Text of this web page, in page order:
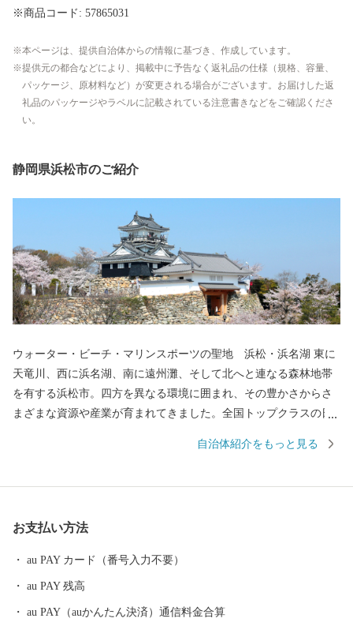
※商品コード: 57865031
本ページは、提供自治体からの情報に基づき、作成しています。
提供元の都合などにより、掲載中に予告なく返礼品の仕様（規格、容量、
パッケージ、原材料など）が変更される場合がございます。お届けした返
礼品のパッケージやラベルに記載されている注意書きなどをご確認くださ
い。
静岡県浜松市のご紹介
ウォーター・ビーチ・マリンスポーツの聖地 浜松・浜名湖 東に
天竜川、西に浜名湖、南に遠州灘、そして北へと連なる森林地帯
を有する浜松市。四方を異なる環境に囲まれ、その豊かさからさ
まざまな資源や産業が育まれてきました。全国トップクラスの日
ほか、楽器やオートバイ、繊維、食品など、ものづくりの街は生
まなウォーター・ビーチ・マリンスポーツを楽しむことができ、
自治体紹介をもっと見る
お支払い方法
au PAY カード（番号入力不要）
au PAY 残高
au PAY（auかんたん決済）通信料金合算